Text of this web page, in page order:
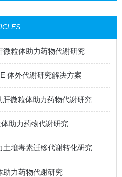
微粒体助力药物代谢研究
体外代谢研究解决方案
微粒体助力药物代谢研究
助力药物代谢研究
土壤毒素迁移代谢转化研究
助力药物代谢研究